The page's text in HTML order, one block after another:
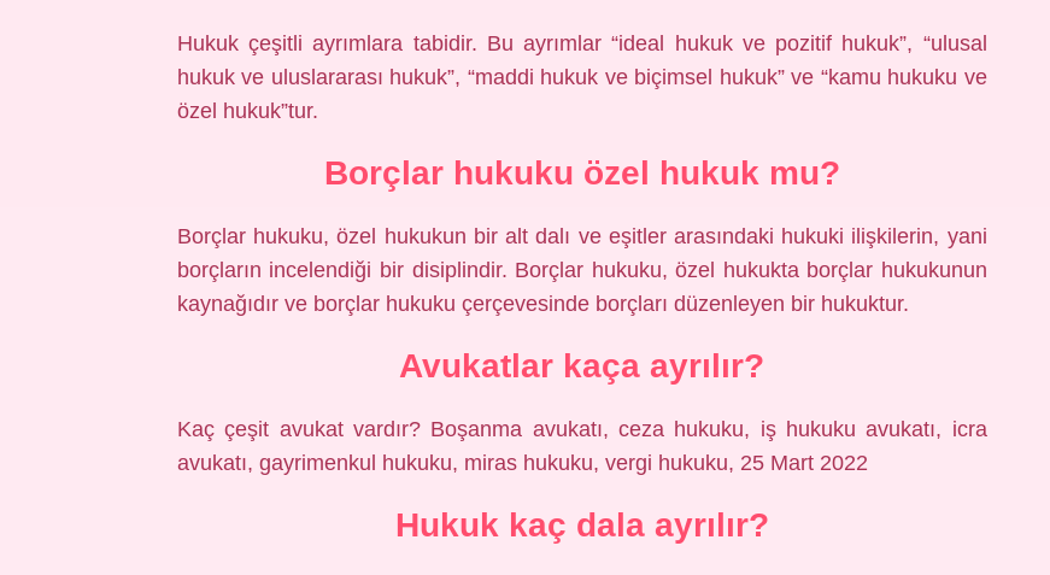
Hukuk çeşitli ayrımlara tabidir. Bu ayrımlar “ideal hukuk ve pozitif hukuk”, “ulusal
hukuk ve uluslararası hukuk”, “maddi hukuk ve biçimsel hukuk” ve “kamu hukuku ve
özel hukuk”tur.
Borçlar hukuku özel hukuk mu?
Borçlar hukuku, özel hukukun bir alt dalı ve eşitler arasındaki hukuki ilişkilerin, yani
borçların incelendiği bir disiplindir. Borçlar hukuku, özel hukukta borçlar hukukunun
kaynağıdır ve borçlar hukuku çerçevesinde borçları düzenleyen bir hukuktur.
Avukatlar kaça ayrılır?
Kaç çeşit avukat vardır? Boşanma avukatı, ceza hukuku, iş hukuku avukatı, icra
avukatı, gayrimenkul hukuku, miras hukuku, vergi hukuku, 25 Mart 2022
Hukuk kaç dala ayrılır?